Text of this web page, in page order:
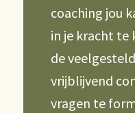
coaching jou
in je kracht te
de
vrijblijvend
vragen te